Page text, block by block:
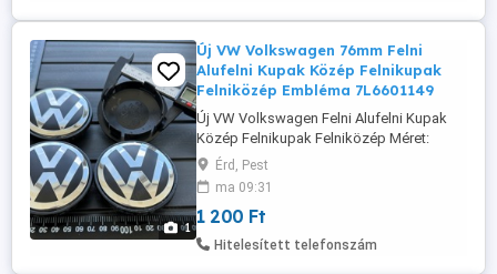
1
Új VW Volkswagen 76mm Felni
Alufelni Kupak Közép Felnikupak
Felniközép Embléma 7L6601149
Új VW Volkswagen Felni Alufelni Kupak
Közép Felnikupak Felniközép Méret:
76mm (Külső átmérő) - Így ismerheti:
7L6601149 1200-Ft db. További méretek,
információk és rendelés a weboldalon
érhető el: www. felni-kupak .hu Szállítás
megoldható Foxpost automatába, és
Érd, Pest
ma 09:31
1 200 Ft
Hitelesített telefonszám